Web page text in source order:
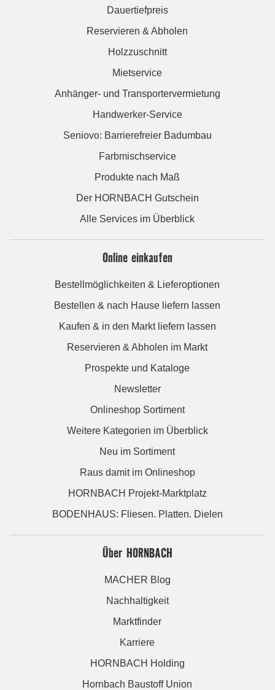
Dauertiefpreis
Reservieren & Abholen
Holzzuschnitt
Mietservice
Anhänger- und Transportervermietung
Handwerker-Service
Seniovo: Barrierefreier Badumbau
Farbmischservice
Produkte nach Maß
Der HORNBACH Gutschein
Alle Services im Überblick
Online einkaufen
Bestellmöglichkeiten & Lieferoptionen
Bestellen & nach Hause liefern lassen
Kaufen & in den Markt liefern lassen
Reservieren & Abholen im Markt
Prospekte und Kataloge
Newsletter
Onlineshop Sortiment
Weitere Kategorien im Überblick
Neu im Sortiment
Raus damit im Onlineshop
HORNBACH Projekt-Marktplatz
BODENHAUS: Fliesen. Platten. Dielen
Über HORNBACH
MACHER Blog
Nachhaltigkeit
Marktfinder
Karriere
HORNBACH Holding
Hornbach Baustoff Union